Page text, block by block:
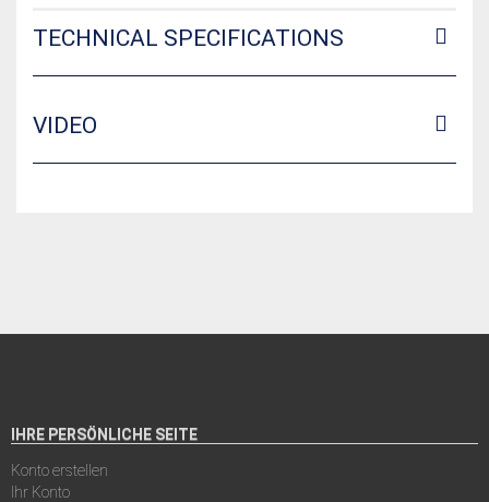
TECHNICAL SPECIFICATIONS
VIDEO
IHRE PERSÖNLICHE SEITE
Konto erstellen
Ihr Konto